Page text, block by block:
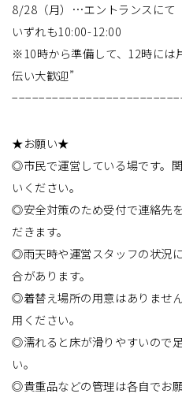
8/28（月）…エントランスにて
いずれも10:00-12:00
※10時から準備して、12時には
伝い大歓迎”
★お願い★
◎市民で運営している場です。
いください。
◎安全対策のため受付で連絡先
だきます。
◎雨天時や運営スタッフの状況
合があります。
◎着替え場所の用意はありませ
用ください。
◎濡れると床が滑りやすいので
い。
◎貴重品などの管理は各自でお願